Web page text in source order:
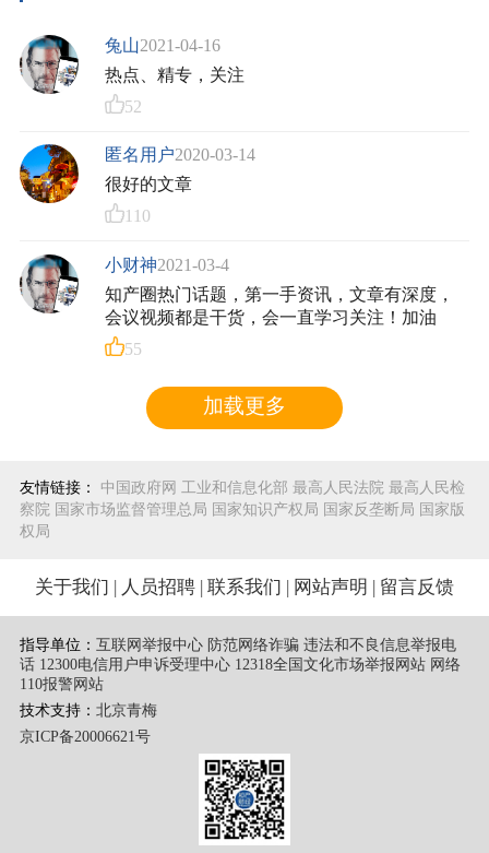
兔山2021-04-16
热点、精专，关注
52
匿名用户2020-03-14
很好的文章
110
小财神2021-03-4
知产圈热门话题，第一手资讯，文章有深度，
会议视频都是干货，会一直学习关注！加油
55
加载更多
友情链接： 中国政府网 工业和信息化部 最高人民法院 最高人民检
察院 国家市场监督管理总局 国家知识产权局 国家反垄断局 国家版
权局
关于我们 人员招聘 联系我们 网站声明 留言反馈
指导单位： 互联网举报中心 防范网络诈骗 违法和不良信息举报电
话 12300电信用户申诉受理中心 12318全国文化市场举报网站 网络
110报警网站
技术支持： 北京青梅
京ICP备20006621号